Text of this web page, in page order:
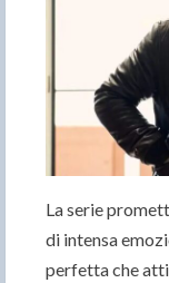
La serie
di intensa
perfetta che